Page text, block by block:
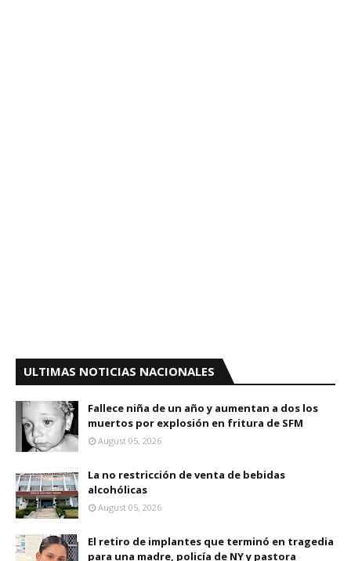
ULTIMAS NOTICIAS NACIONALES
Fallece niña de un año y aumentan a dos los
muertos por explosión en fritura de SFM
August 05, 2026
La no restricción de venta de bebidas
alcohólicas
August 05, 2026
El retiro de implantes que terminó en tragedia
para una madre, policía de NY y pastora